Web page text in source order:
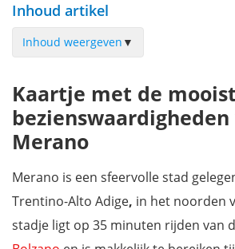
Inhoud artikel
Inhoud weergeven ▼
Postbrücke
Duomo di San Nicolò
Wandel door de steegjes van de
Portici van Merano (Laubengasse)
Wandelhalle
Pulverturm (kruidtoren)
Palais Mamming Museum
Kaartje met de
bezienswaardigheden
Merano
Merano is een sfeervolle stad
Trentino-Alto Adige, in het noorden
stadje ligt op 35 minuten rijden van